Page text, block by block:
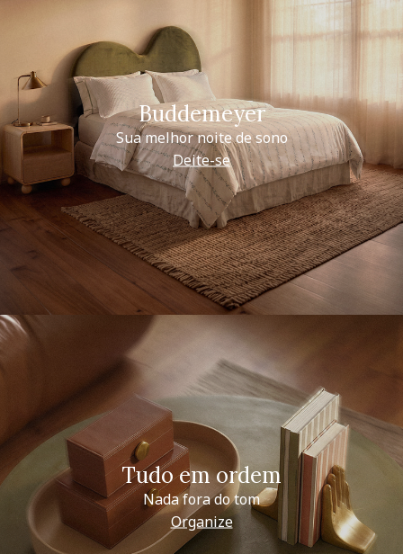
Buddemeyer
Sua melhor noite de sono
Deite-se
Tudo em ordem
Nada fora do tom
Organize